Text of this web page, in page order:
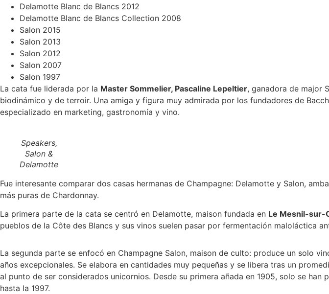
Delamotte Blanc de Blancs 2012
Delamotte Blanc de Blancs Collection 2008
Salon 2015
Salon 2013
Salon 2012
Salon 2007
Salon 1997
La cata fue liderada por la Master Sommelier, Pascaline Lepeltier, ganadora de major
biodinámico y de terroir. Una amiga y figura muy admirada por los fundadores de
especializado en marketing, gastronomía y vino.
Speakers,
Salon &
Delamotte
Fue interesante comparar dos casas hermanas de Champagne: Delamotte y Salon,
más puras de Chardonnay.
La primera parte de la cata se centró en Delamotte, maison fundada en Le Mesnil-sur-
pueblos de la Côte des Blancs y sus vinos suelen pasar por fermentación maloláctica
La segunda parte se enfocó en Champagne Salon, maison de culto: produce un solo
años excepcionales. Se elabora en cantidades muy pequeñas y se libera tras un
al punto de ser considerados unicornios. Desde su primera añada en 1905, solo se
hasta la 1997.